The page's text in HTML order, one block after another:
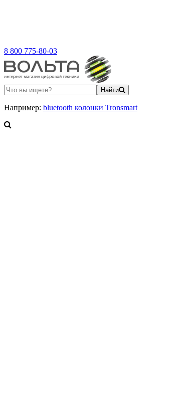
8 800 775-80-03
Найти
Например: bluetooth колонки Tronsmart